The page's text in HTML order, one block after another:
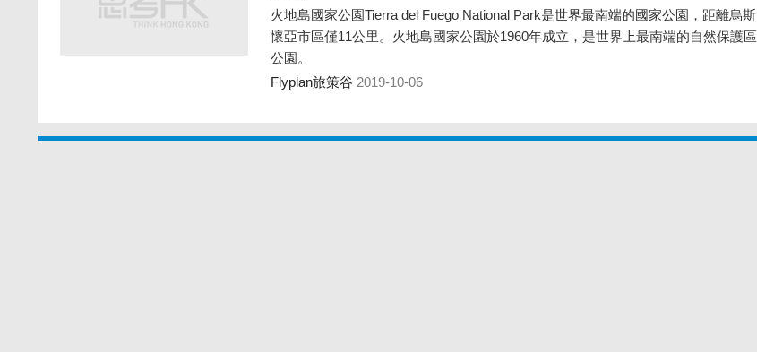
火地島國家公園Tierra del Fuego National Park是世界最南端的國家公園，距離烏斯
懷亞市區僅11公里。火地島國家公園於1960年成立，是世界上最南端的自然保護區
公園。
Flyplan旅策谷 2019-10-06